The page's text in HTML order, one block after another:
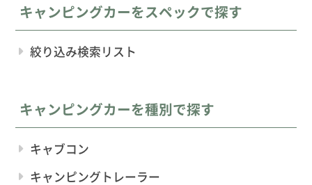
キャンピングカーをスペックで探す
絞り込み検索リスト
キャンピングカーを種別で探す
キャブコン
キャンピングトレーラー